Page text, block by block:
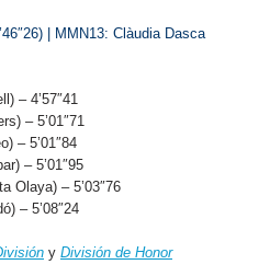
| MMN13: Clàudia Dasca
– 4’57″41
– 5’01″71
– 5’01″84
– 5’01″95
Olaya) – 5’03″76
– 5’08″24
y División de Honor